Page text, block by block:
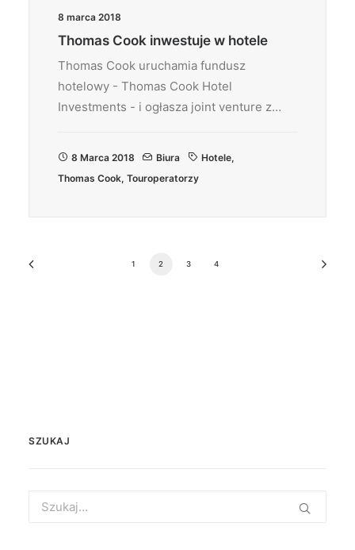
8 marca 2018
Thomas Cook inwestuje w hotele
Thomas Cook uruchamia fundusz
hotelowy - Thomas Cook Hotel
Investments - i ogłasza joint venture z…
8 Marca 2018 Biura Hotele,
Thomas Cook, Touroperatorzy
1 2 3 4
SZUKAJ
for: